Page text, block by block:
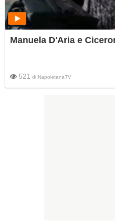
Manuela D'Aria e
521 di NapoletanaTV